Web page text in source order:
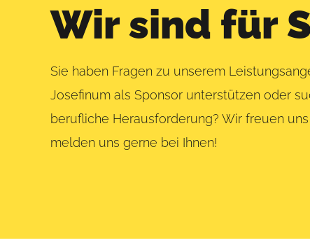
Wir sind für
Sie haben Fragen zu unserem
Josefinum als Sponsor unterstützen oder
berufliche Herausforderung? Wir freuen
melden uns gerne bei Ihnen!